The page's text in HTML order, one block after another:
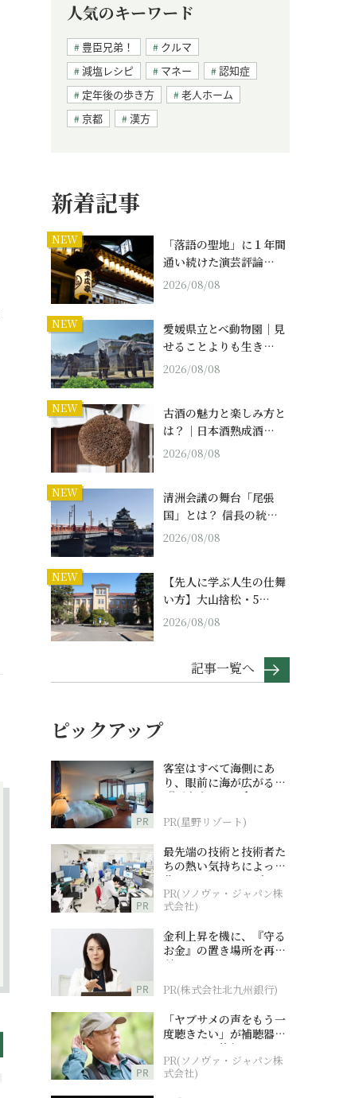
人気のキーワード
豊臣兄弟！
クルマ
減塩レシピ
マネー
認知症
定年後の歩き方
老人ホーム
京都
漢方
新着記事
NEW
「落語の聖地」に１年間
通い続けた演芸評論…
2026/08/08
NEW
愛媛県立とべ動物園｜見
せることよりも生き…
2026/08/08
NEW
古酒の魅力と楽しみ方と
は？｜日本酒熟成酒…
2026/08/08
NEW
清洲会議の舞台「尾張
国」とは？ 信長の統…
2026/08/08
NEW
【先人に学ぶ人生の仕舞
い方】大山捨松・5…
2026/08/08
記事一覧へ
ピックアップ
PR
客室はすべて海側にあ
り、眼前に海が広がる
『西表島ホテル by 星野
PR(星野リゾート)
PR
最先端の技術と技術者た
ちの熱い気持ちによって
作られているオーダーメ
イド補聴器
PR(ソノヴァ・ジャパン株
式会社)
PR
金利上昇を機に、『守る
お金』の置き場所を再検
討
PR(株式会社北九州銀行)
PR
「ヤブサメの声をもう一
度聴きたい」が補聴器チ
ャレンジの後押しに
PR(ソノヴァ・ジャパン株
式会社)